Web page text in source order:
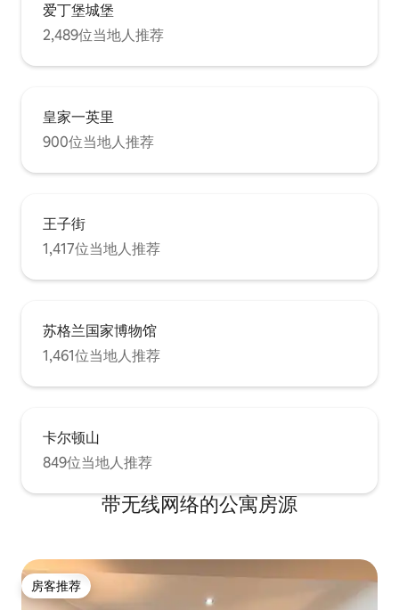
爱丁堡城堡
2,489位当地人推荐
皇家一英里
900位当地人推荐
王子街
1,417位当地人推荐
苏格兰国家博物馆
1,461位当地人推荐
卡尔顿山
849位当地人推荐
带无线网络的公寓房源
房客推荐
房客推荐